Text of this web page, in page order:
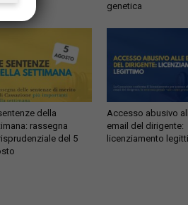
genetica
della
rassegna
del 5
Accesso abusivo
email del dirigente:
licenziamento